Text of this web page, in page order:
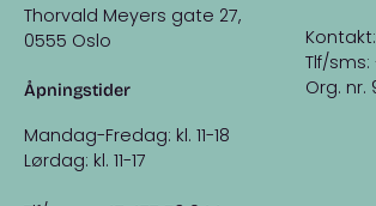
Thorvald Meyers gate 27,
0555 Oslo
Åpningstider
Mandag-Fredag: kl. 11-18
Lørdag: kl. 11-17
Kontakt:
Tlf/sms:
Org. nr.